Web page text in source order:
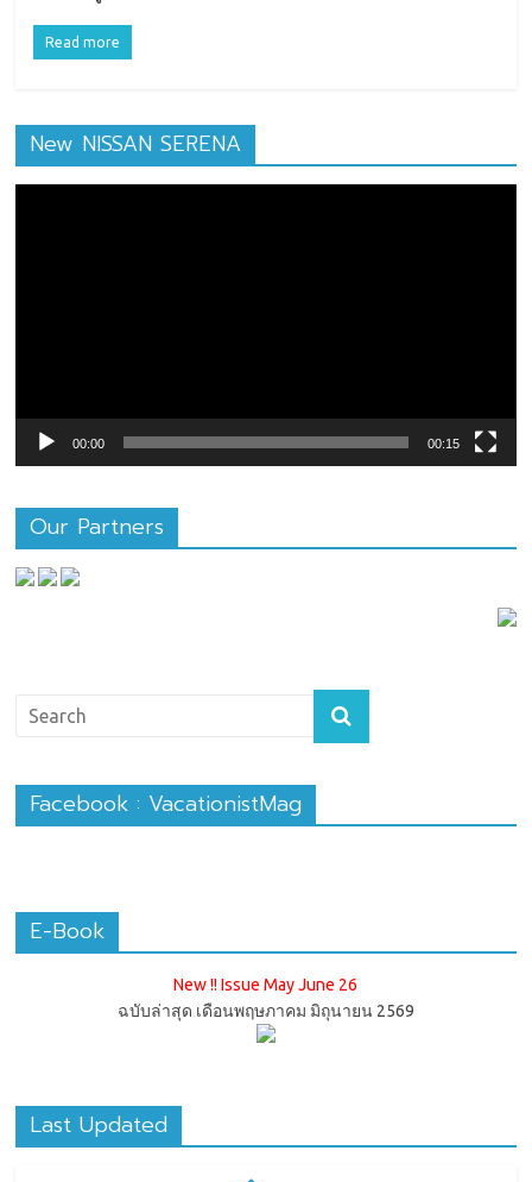
Read more
New NISSAN SERENA
00:00 00:15
Our Partners
Facebook : VacationistMag
E-Book
New !! Issue May June 26
ฉบับล่าสุด เดือนพฤษภาคม มิถุนายน 2569
Last Updated